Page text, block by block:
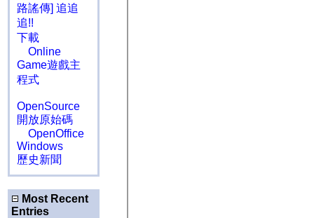
路謠傳] 追追
追!!
下載
Online
Game遊戲主
程式
OpenSource
開放原始碼
OpenOffice
Windows
歷史新聞
Most Recent
Entries